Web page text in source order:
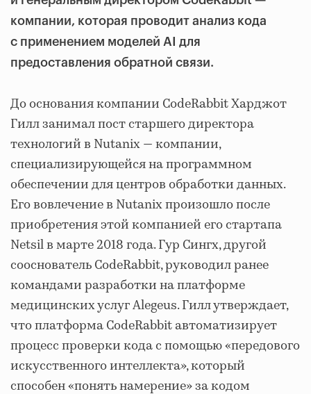
компании, которая проводит анализ кода
с применением моделей AI для
предоставления обратной связи.
До основания компании CodeRabbit Харджот
Гилл занимал пост старшего директора
технологий в Nutanix — компании,
специализирующейся на программном
обеспечении для центров обработки данных.
Его вовлечение в Nutanix произошло после
приобретения этой компанией его стартапа
Netsil в марте 2018 года. Гур Сингх, другой
сооснователь CodeRabbit, руководил ранее
командами разработки на платформе
медицинских услуг Alegeus. Гилл утверждает,
что платформа CodeRabbit автоматизирует
процесс проверки кода с помощью «передового
искусственного интеллекта», который
способен «понять намерение» за кодом